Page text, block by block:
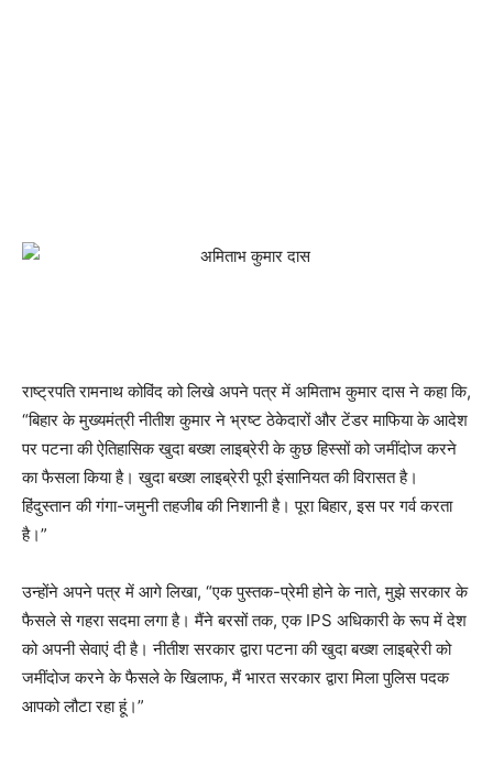
राष्ट्रपति रामनाथ कोविंद को लिखे अपने पत्र में अमिताभ कुमार दास ने कहा कि,
“बिहार के मुख्यमंत्री नीतीश कुमार ने भ्रष्ट ठेकेदारों और टेंडर माफिया के आदेश
पर पटना की ऐतिहासिक खुदा बख्श लाइब्रेरी के कुछ हिस्सों को जमींदोज करने
का फैसला किया है। खुदा बख्श लाइब्रेरी पूरी इंसानियत की विरासत है।
हिंदुस्तान की गंगा-जमुनी तहजीब की निशानी है। पूरा बिहार, इस पर गर्व करता
है।”
उन्होंने अपने पत्र में आगे लिखा, “एक पुस्तक-प्रेमी होने के नाते, मुझे सरकार के
फैसले से गहरा सदमा लगा है। मैंने बरसों तक, एक IPS अधिकारी के रूप में देश
को अपनी सेवाएं दी है। नीतीश सरकार द्वारा पटना की खुदा बख्श लाइब्रेरी को
जमींदोज करने के फैसले के खिलाफ, मैं भारत सरकार द्वारा मिला पुलिस पदक
आपको लौटा रहा हूं।”